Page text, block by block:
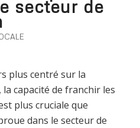
secteur de
plus centré sur la
capacité de franchir les
plus cruciale que
dans le secteur de